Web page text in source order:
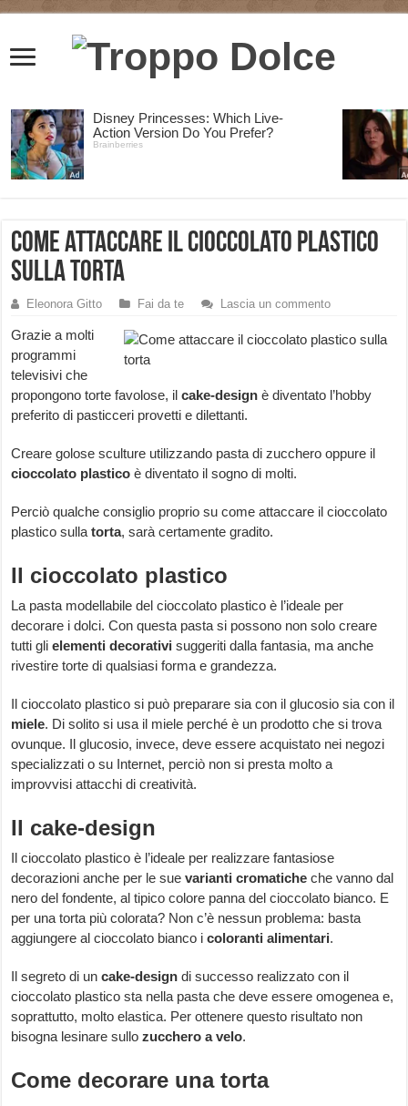
Come attaccare il cioccolato plastico
sulla torta
Eleonora Gitto Fai da te Lascia un commento
Grazie a molti
programmi
televisivi che
propongono torte favolose, ilcake-design è diventato l’hobby
preferito di pasticceri provetti e dilettanti.
Creare golose sculture utilizzando pasta di zucchero oppure il
cioccolato plastico è diventato il sogno di molti.
Perciò qualche consiglio proprio su come attaccare il cioccolato
plastico sulla torta, sarà certamente gradito.
Il cioccolato plastico
La pasta modellabile del cioccolato plastico è l’ideale per
decorare i dolci. Con questa pasta si possono non solo creare
tutti glielementi decorativi suggeriti dalla fantasia, ma anche
rivestire torte di qualsiasi forma e grandezza.
Il cioccolato plastico si può preparare sia con il glucosio sia con il
miele. Di solito si usa il miele perché è un prodotto che si trova
ovunque. Il glucosio, invece, deve essere acquistato nei negozi
specializzati o su Internet, perciò non si presta molto a
improvvisi attacchi di creatività.
Il cake-design
Il cioccolato plastico è l’ideale per realizzare fantasiose
decorazioni anche per le suevarianti cromatiche che vanno dal
nero del fondente, al tipico colore panna del cioccolato bianco. E
per una torta più colorata? Non c’è nessun problema: basta
aggiungere al cioccolato bianco icoloranti alimentari.
Il segreto di uncake-design di successo realizzato con il
cioccolato plastico sta nella pasta che deve essere omogenea e,
soprattutto, molto elastica. Per ottenere questo risultato non
bisogna lesinare sullozucchero a velo.
Come decorare una torta